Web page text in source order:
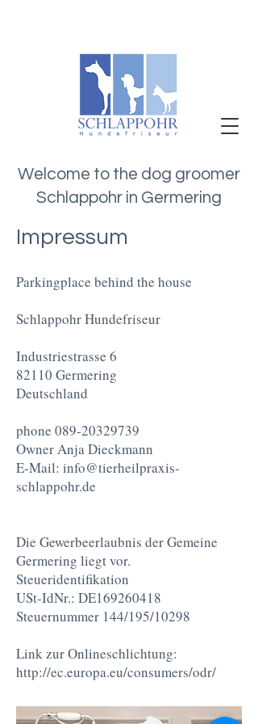
Welcome to the dog groomer
Schlappohr in Germering
Impressum
Parkingplace behind the house
Schlappohr Hundefriseur
Industriestrasse 6
82110 Germering
Deutschland
phone 089-20329739
Owner Anja Dieckmann
E-Mail: info@tierheilpraxis-
schlappohr.de
Die Gewerbeerlaubnis der Gemeine
Germering liegt vor.
Steueridentifikation
USt-IdNr.: DE169260418
Steuernummer 144/195/10298
Link zur Onlineschlichtung:
http://ec.europa.eu/consumers/odr/